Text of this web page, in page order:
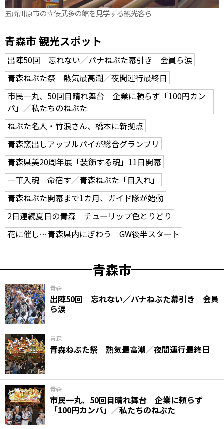
五所川原市の立佞武多の館を見学する観光客ら
青森市 観光スポット
出陣50回 忘れない／パナねぶた幕引き 会員ら涙
青森ねぶた祭 熱気最高潮／夜間運行最終日
市民一丸、50回目晴れ舞台 企業に頼らず「100円カン
パ」／私たちのねぶた
ねぶた名人・竹浪さん、橋本に新拠点
青森窯出しアップルパイが総合グランプリ
青森県美20周年展「装飾する魂」11日開幕
一筆入魂 命宿す／青森ねぶた「目入れ」
青森ねぶた開幕まで1カ月、ガイド隊が始動
2日連続夏日の青森 チューリップ色とりどり
花に催し…青森県内にぎわう GW後半スタート
青森市
青森
出陣50回 忘れない／パナねぶた幕引き 会員
ら涙
青森
青森ねぶた祭 熱気最高潮／夜間運行最終日
青森
市民一丸、50回目晴れ舞台 企業に頼らず
「100円カンパ」／私たちのねぶた